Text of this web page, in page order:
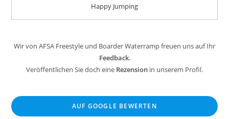
Happy Jumping
Wir von AFSA Freestyle und Boarder Waterramp freuen uns auf Ihr
Feedback.
Veröffentlichen Sie doch eine Rezension in unserem Profil.
AUF GOOGLE BEWERTEN